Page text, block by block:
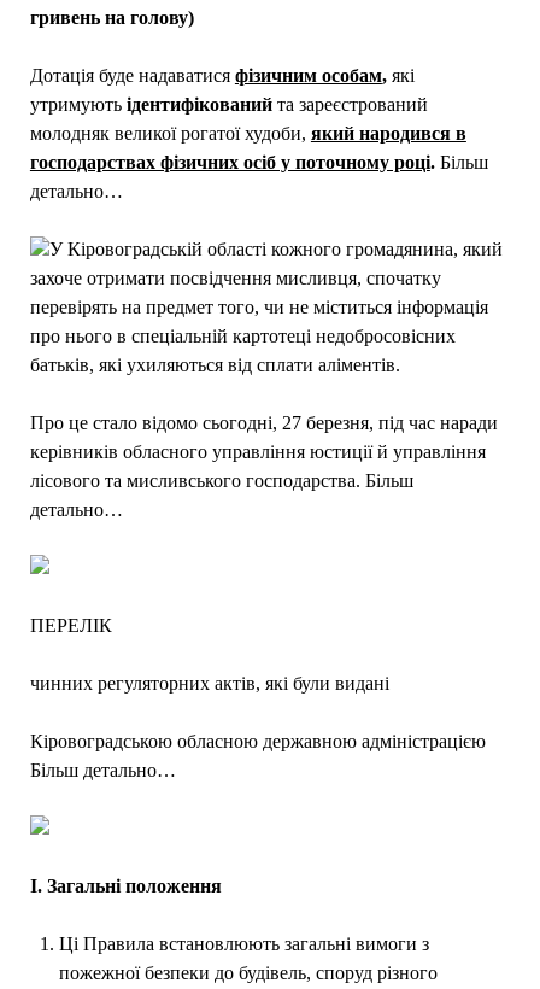
гривень на голову)
Дотація буде надаватися фізичним особам,які
утримують ідентифікованийта зареєстрований
молодняк великої рогатої худоби, який народився в
господарствах фізичних осіб у поточному році.Більш
детально…
У Кіровоградській області кожного громадянина, який
захоче отримати посвідчення мисливця, спочатку
перевірять на предмет того, чи не міститься інформація
про нього в спеціальній картотеці недобросовісних
батьків, які ухиляються від сплати аліментів.
Про це стало відомо сьогодні, 27 березня, під час наради
керівників обласного управління юстиції й управління
лісового та мисливського господарства. Більш
детально…
ПЕРЕЛІК
чинних регуляторних актів, які були видані
Кіровоградською обласною державною адміністрацією
Більш детально…
І. Загальні положення
Ці Правила встановлюють загальні вимоги з
пожежної безпеки до будівель, споруд різного